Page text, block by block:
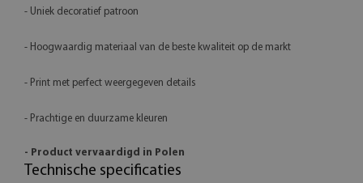
- Uniek decoratief patroon
- Hoogwaardig materiaal van de beste kwaliteit op de markt
- Print met perfect weergegeven details
- Prachtige en duurzame kleuren
- Product vervaardigd in Polen
Technische specificaties